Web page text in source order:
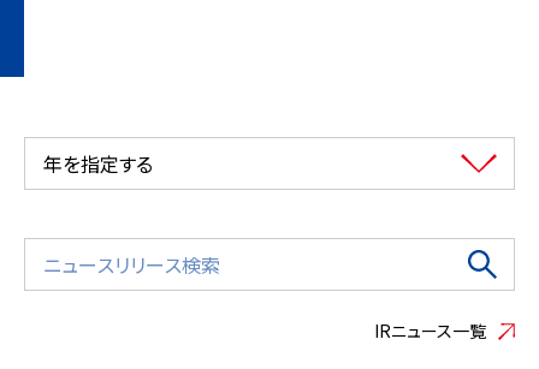
年を指定する
IRニュース一覧